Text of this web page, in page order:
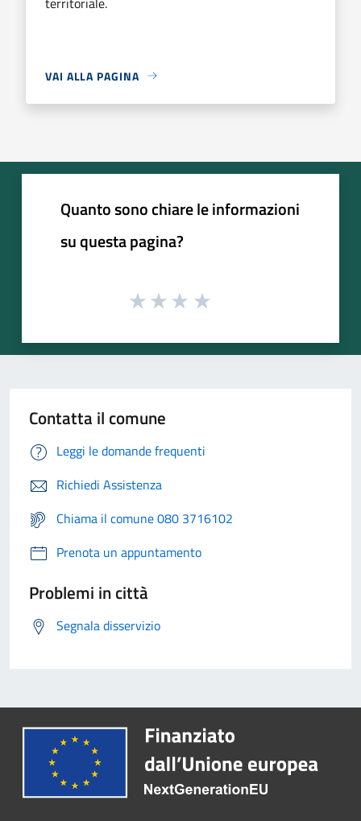
VAI ALLA PAGINA
Quanto sono chiare le informazioni
su questa pagina?
Contatta il comune
Leggi le domande frequenti
Richiedi Assistenza
Chiama il comune 080 3716102
Prenota un appuntamento
Problemi in città
Segnala disservizio